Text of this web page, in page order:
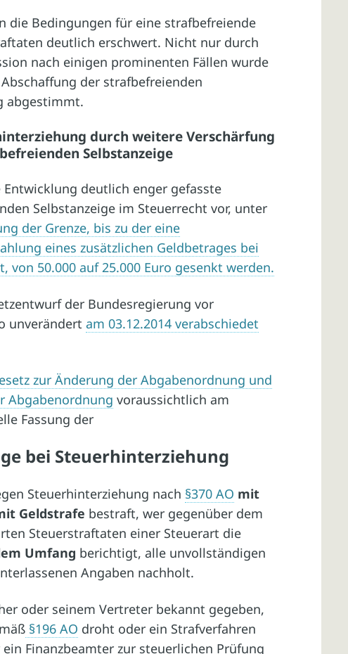
die Bedingungen für eine strafbefreiende
deutlich erschwert. Nicht nur durch
nach einigen prominenten Fällen wurde
der strafbefreienden
abgestimmt.
durch weitere Verschärfung
Selbstanzeige
deutlich enger gefasste
Selbstanzeige im Steuerrecht vor, unter
der Grenze, bis zu der eine
eines zusätzlichen Geldbetrages bei
von 50.000 auf 25.000 Euro gesenkt werden.
der Bundesregierung vor
unverändertam 03.12.2014 verabschiedet
zur Änderung der Abgabenordnung und
Abgabenordnung voraussichtlich am
Fassung der
bei Steuerhinterziehung
Steuerhinterziehung nach §370 AO mit
Geldstrafe bestraft, wer gegenüber dem
Steuerstraftaten einer Steuerart die
Umfang berichtigt, alle unvollständigen
Angaben nachholt.
oder seinem Vertreter bekannt gegeben,
§196 AO droht oder ein Strafverfahren
Finanzbeamter zur steuerlichen Prüfung